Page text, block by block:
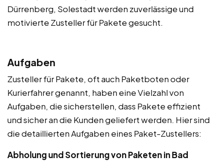
Dürrenberg, Solestadt werden zuverlässige und
motivierte Zusteller für Pakete gesucht.
Aufgaben
Zusteller für Pakete, oft auch Paketboten oder
Kurierfahrer genannt, haben eine Vielzahl von
Aufgaben, die sicherstellen, dass Pakete effizient
und sicher an die Kunden geliefert werden. Hier sind
die detaillierten Aufgaben eines Paket-Zustellers:
Abholung und Sortierung von Paketen in Bad